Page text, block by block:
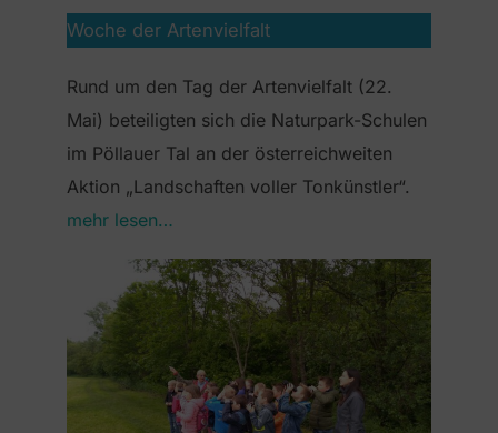
Woche der Artenvielfalt
Rund um den Tag der Artenvielfalt (22.
Mai) beteiligten sich die Naturpark-Schulen
im Pöllauer Tal an der österreichweiten
Aktion „Landschaften voller Tonkünstler“.
mehr lesen…